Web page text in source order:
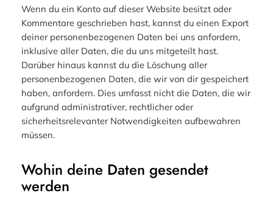
Wenn du ein Konto auf dieser Website besitzt oder
Kommentare geschrieben hast, kannst du einen Export
deiner personenbezogenen Daten bei uns anfordern,
inklusive aller Daten, die du uns mitgeteilt hast.
Darüber hinaus kannst du die Löschung aller
personenbezogenen Daten, die wir von dir gespeichert
haben, anfordern. Dies umfasst nicht die Daten, die wir
aufgrund administrativer, rechtlicher oder
sicherheitsrelevanter Notwendigkeiten aufbewahren
müssen.
Wohin deine Daten gesendet
werden